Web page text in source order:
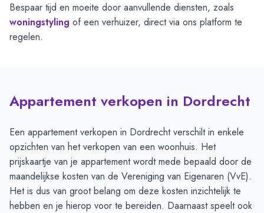
Bespaar tijd en moeite door aanvullende diensten, zoals
woningstyling of een verhuizer, direct via ons platform te
regelen.
Appartement verkopen in Dordrecht
Een appartement verkopen in Dordrecht verschilt in enkele
opzichten van het verkopen van een woonhuis. Het
prijskaartje van je appartement wordt mede bepaald door de
maandelijkse kosten van de Vereniging van Eigenaren (VvE).
Het is dus van groot belang om deze kosten inzichtelijk te
hebben en je hierop voor te bereiden. Daarnaast speelt ook